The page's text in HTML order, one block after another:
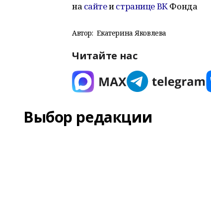
на сайтеистранице ВКФонда
Автор: Екатерина Яковлева
Читайте нас
Выбор редакции